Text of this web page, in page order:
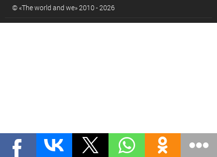
© «The world and we» 2010 - 2026